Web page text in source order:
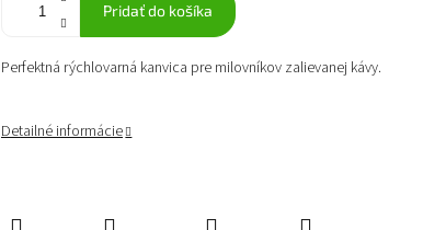
Pridať do košíka
Perfektná rýchlovarná kanvica pre milovníkov zalievanej kávy.
Detailné informácie